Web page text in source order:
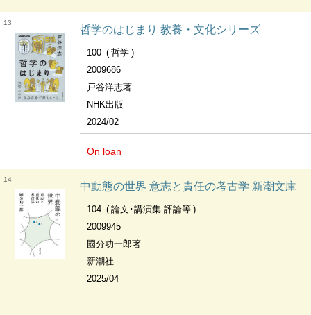
13
哲学のはじまり 教養・文化シリーズ
100
哲学
2009686
戸谷洋志著
NHK出版
2024/02
On loan
14
中動態の世界 意志と責任の考古学 新潮文庫
104
論文･講演集.評論等
2009945
國分功一郎著
新潮社
2025/04